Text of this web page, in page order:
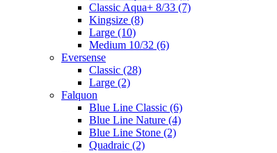
Classic Aqua+ 8/33 (7)
Kingsize (8)
Large (10)
Medium 10/32 (6)
Eversense
Classic (28)
Large (2)
Falquon
Blue Line Classic (6)
Blue Line Nature (4)
Blue Line Stone (2)
Quadraic (2)